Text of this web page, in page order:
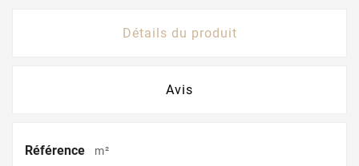
Détails du produit
Avis
Référence m²